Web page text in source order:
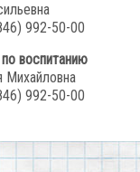
992-50-00
воспитанию
Михайловна
992-50-00